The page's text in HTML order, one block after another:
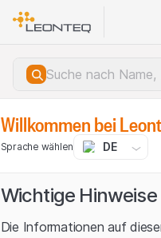
Willkommen bei
Sprache wählen DE
Wichtige Hinweise
Die Informationen auf